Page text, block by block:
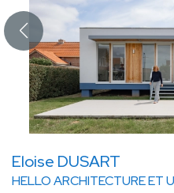
Eloise DUSART
HELLO ARCHITECTURE ET